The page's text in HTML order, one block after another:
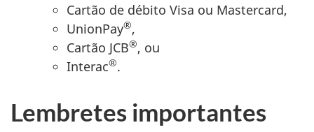
Cartão de débito Visa ou Mastercard,
UnionPay®,
Cartão JCB®, ou
Interac®.
Lembretes importantes